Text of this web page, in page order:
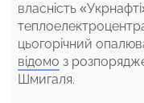
власність
цьогорічний
відомо з
Шмигаля.